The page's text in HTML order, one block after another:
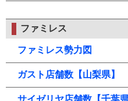
ファミレス
ファミレス勢力図
ガスト店舗数【山梨県】
サイゼリヤ店舗数【千葉県